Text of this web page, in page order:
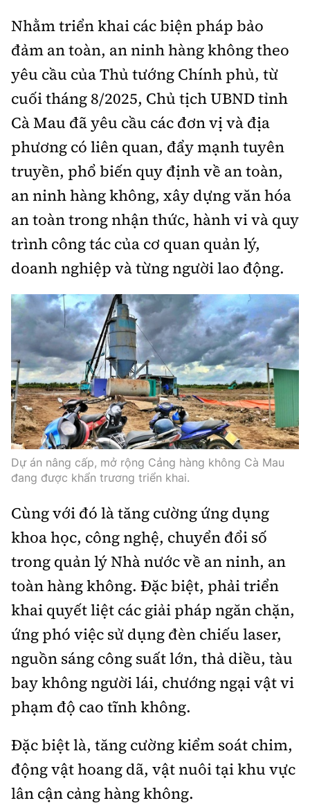
Nhằm triển khai các biện pháp bảo
đảm an toàn, an ninh hàng không theo
yêu cầu của Thủ tướng Chính phủ, từ
cuối tháng 8/2025, Chủ tịch UBND tỉnh
Cà Mau đã yêu cầu các đơn vị và địa
phương có liên quan, đẩy mạnh tuyên
truyền, phổ biến quy định về an toàn,
an ninh hàng không, xây dựng văn hóa
an toàn trong nhận thức, hành vi và quy
trình công tác của cơ quan quản lý,
doanh nghiệp và từng người lao động.
Dự án nâng cấp, mở rộng Cảng hàng không Cà Mau
đang được khẩn trương triển khai.
Cùng với đó là tăng cường ứng dụng
khoa học, công nghệ, chuyển đổi số
trong quản lý Nhà nước về an ninh, an
toàn hàng không. Đặc biệt, phải triển
khai quyết liệt các giải pháp ngăn chặn,
ứng phó việc sử dụng đèn chiếu laser,
nguồn sáng công suất lớn, thả diều, tàu
bay không người lái, chướng ngại vật vi
phạm độ cao tĩnh không.
Đặc biệt là, tăng cường kiểm soát chim,
động vật hoang dã, vật nuôi tại khu vực
lân cận cảng hàng không.